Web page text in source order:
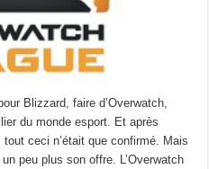
Blizzard, faire d’Overwatch,
du monde esport. Et après
tout ceci n’était que confirmé. Mais
peu plus son offre. L’Overwatch